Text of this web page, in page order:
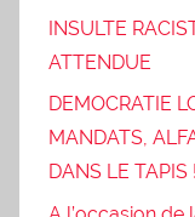
INSULTE
ATTENDUE
DEMOCRATIE
MANDATS,
DANS LE TAPIS !